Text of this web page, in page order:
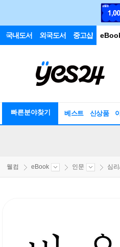
국내도서 외국도서 중고샵
빠른분야찾기 베스트 신상품
웰컴 eBook 인문 심